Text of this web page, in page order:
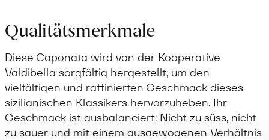
Qualitätsmerkmale
Diese Caponata wird von der Kooperative
Valdibella sorgfältig hergestellt, um den
vielfältigen und raffinierten Geschmack dieses
sizilianischen Klassikers hervorzuheben. Ihr
Geschmack ist ausbalanciert: Nicht zu süss, nicht
zu sauer und mit einem ausgewogenen Verhältnis